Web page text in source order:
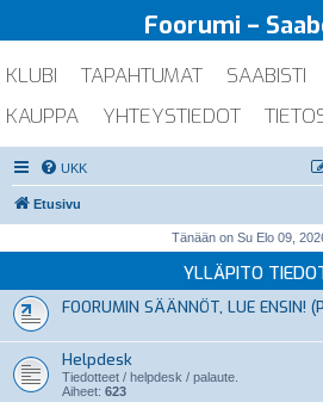
Foorumi –
KLUBI TAPAHTUMAT SAABISTI
KAUPPA
YHTEYSTIEDOT
UKK
Etusivu
Tänään on Su Elo 09,
YLLÄPITO
FOORUMIN SÄÄNNÖT, LUE
Helpdesk
Tiedotteet / helpdesk / palaute.
Aiheet: 623